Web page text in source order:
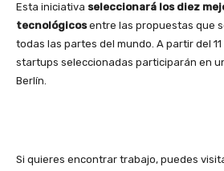
Esta iniciativa seleccionará los diez
tecnológicosentre las propuestas que
todas las partes del mundo. A partir del
startups seleccionadas participarán en
Berlín.
Si quieres encontrar trabajo, puedes